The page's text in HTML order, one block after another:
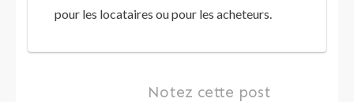
pour les locataires ou pour les acheteurs.
Notez cette post